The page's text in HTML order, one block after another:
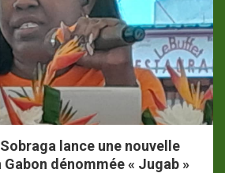
lance une nouvelle
dénommée « Jugab »